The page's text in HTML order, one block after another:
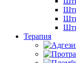
Терапия